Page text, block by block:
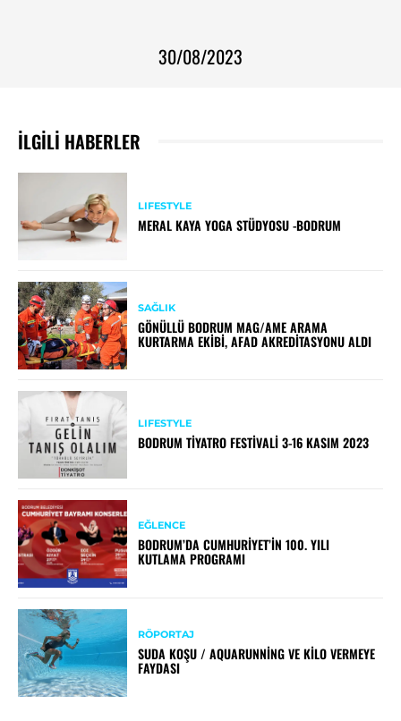
30/08/2023
İLGILI HABERLER
LIFESTYLE
MERAL KAYA YOGA STÜDYOSU -BODRUM
SAĞLIK
GÖNÜLLÜ BODRUM MAG/AME ARAMA
KURTARMA EKIBI, AFAD AKREDITASYONU ALDI
LIFESTYLE
BODRUM TIYATRO FESTIVALI 3-16 KASIM 2023
EĞLENCE
BODRUM’DA CUMHURIYET’IN 100. YILI
KUTLAMA PROGRAMI
RÖPORTAJ
SUDA KOŞU / AQUARUNNİNG VE KİLO VERMEYE
FAYDASI